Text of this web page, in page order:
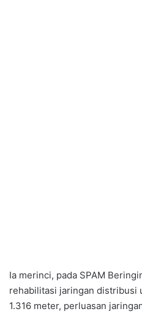
Ia merinci, pada SPAM
rehabilitasi jaringan distribusi
1.316 meter, perluasan